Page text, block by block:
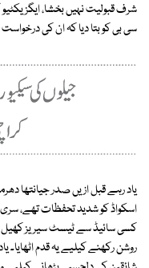
شرف قبولیت نہیں بخشا،
سی بی کو بتا دیا کہ ان کی
یاد رہے قبل ازیں صدر جیانتھا
کسی سائیڈ سے ٹیسٹ سیریز کھیل
روشن رکھنے کیلیے یہ قدم